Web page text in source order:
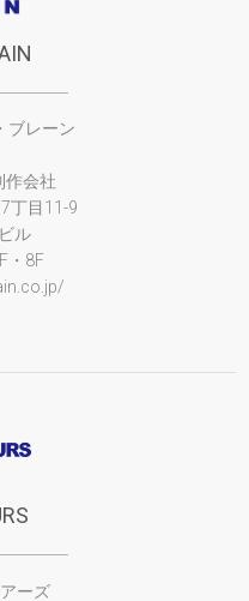
ブレーン
作会社
丁目11-9
ル
・8F
ーズ